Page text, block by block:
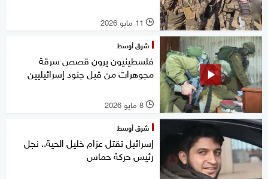
l 11 مايو 2026
شرق أوسط
فلسطينيون يرون قصص سرقة
مجوهرات من قبل جنود إسرائيليين
l 8 مايو 2026
شرق أوسط
إسرائيل تقتل عزام خليل الحية.. نجل
رئيس حركة حماس